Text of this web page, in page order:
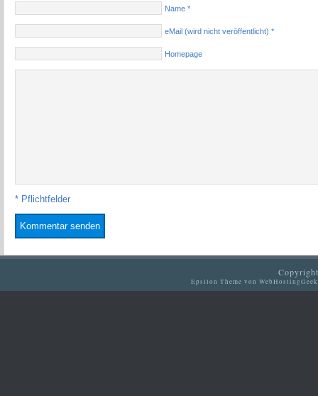
Name *
eMail (wird nicht veröffentlicht) *
Homepage
* Pflichtfelder
Epsilon Theme von